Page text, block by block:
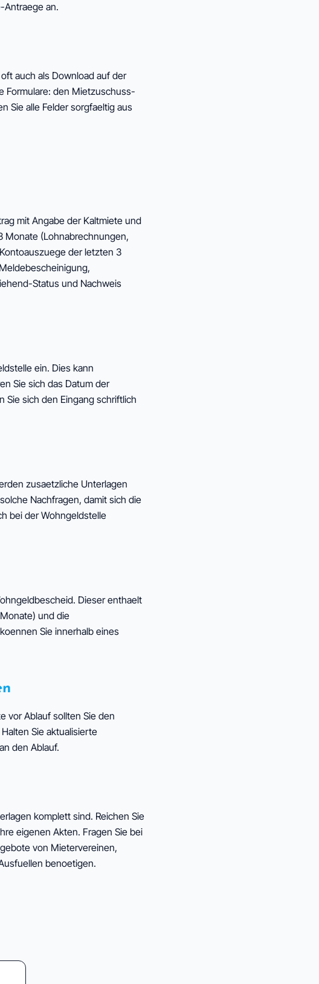
Antraege an.
auch als Download auf der
Formulare: den Mietzuschuss-
Sie alle Felder sorgfaeltig aus
mit Angabe der Kaltmiete und
Monate (Lohnabrechnungen,
der letzten 3
Status und Nachweis
ein. Dies kann
Sie sich das Datum der
Sie sich den Eingang schriftlich
zusaetzliche Unterlagen
Nachfragen, damit sich die
bei der Wohngeldstelle
Dieser enthaelt
und die
Sie innerhalb eines
vor Ablauf sollten Sie den
Sie aktualisierte
den Ablauf.
komplett sind. Reichen Sie
eigenen Akten. Fragen Sie bei
von Mietervereinen,
benoetigen.